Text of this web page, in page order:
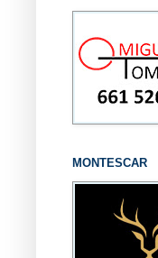
MONTESCAR